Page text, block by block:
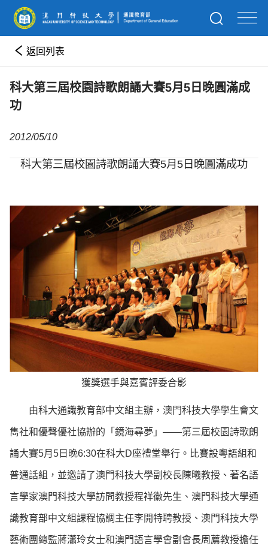
返回列表
科大第三屆校園詩歌朗誦大賽5月5日晚圓滿成
功
2012/05/10
科大第三屆校園詩歌朗誦大賽5月5日晚圓滿成功
獲獎選手與嘉賓評委合影
由科大通識教育部中文組主辦，澳門科技大學學生會文
雋社和優聲優社協辦的「鏡海尋夢」——第三屆校園詩歌朗
誦大賽5月5日晚6:30在科大D座禮堂舉行。比賽設粵語組和
普通話組，並邀請了澳門科技大學副校長陳曦教授、著名語
言學家澳門科技大學訪問教授程祥徽先生、澳門科技大學通
識教育部中文組課程協調主任李開特聘教授、澳門科技大學
藝術團總監蔣瀟玲女士和澳門語言學會副會長周薦教授擔任